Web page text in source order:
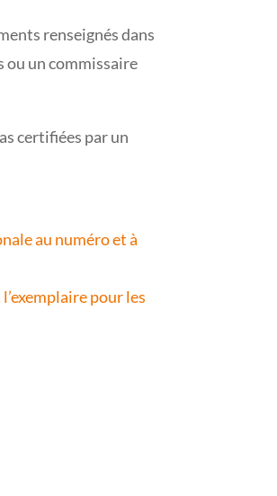
renseignés dans
ou un commissaire
certifiées par un
au numéro et à
pour les